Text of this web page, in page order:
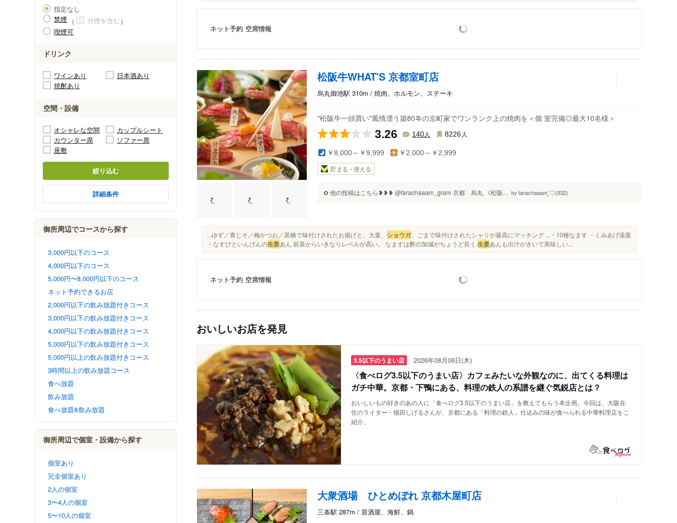
指定なし
禁煙
分煙を含む
喫煙可
ドリンク
ワインあり
日本酒あり
焼酎あり
空間・設備
オシャレな空間
カップルシート
カウンター席
ソファー席
座敷
絞り込む
詳細条件
御所周辺でコースから探す
3,000円以下のコース
4,000円以下のコース
5,000円〜8,000円以下のコース
ネット予約できるお店
2,000円以下の飲み放題付きコース
3,000円以下の飲み放題付きコース
4,000円以下の飲み放題付きコース
5,000円以下の飲み放題付きコース
5,000円以上の飲み放題付きコース
3時間以上の飲み放題コース
食べ放題
飲み放題
食べ放題&飲み放題
御所周辺で個室・設備から探す
個室あり
完全個室あり
2人の個室
3〜4人の個室
5〜10人の個室
ネット予約 空席情報
松阪牛WHAT'S 京都室町店
烏丸御池駅 310m / 焼肉、ホルモン、ステーキ
"松阪牛一頭買い"風情漂う築80年の京町家でワンランク上の焼肉を＜個 室完備◎最大10名様＞
3.26 140人 8226 人
￥8,000～￥9,999 ￥2,000～￥2,999
貯まる・使える
✿ 他の投稿はこちら❥❥❥ @tarachaaam_gram 京都 烏丸 《松阪... by tarachaaam¨̮♡(532)
...ゆず／青じそ／梅かつお／黒糖で味付けされたお揚げと、大葉、 ショウガ、ごまで味付けされたシャリが最高にマッチング ⁡...・10種なます ・くみあげ湯葉
・なすびといんげんの生姜あん 前菜からいきなりレベルが高い。 なますは酢の加減がちょうど良く 生姜あんも出汁がきいて美味しい...
ネット予約 空席情報
おいしいお店を発見
3.5以下のうまい店 2026年08月06日(木)
〈食べログ3.5以下のうまい店〉カフェみたいな外観なのに、出てくる料理は
ガチ中華。京都・下鴨にある、料理の鉄人の系譜を継ぐ気鋭店とは？
おいしいもの好きのあの人に「食べログ3.5以下のうまい店」を教えてもらう本企画。今回は、大阪在
住のライター・猫田しげるさんが、京都にある「料理の鉄人」仕込みの味が食べられる中華料理店をご
紹介。
大衆酒場 ひとめぼれ 京都木屋町店
三条駅 287m / 居酒屋、海鮮、鍋